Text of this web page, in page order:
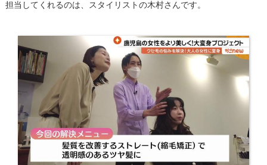
担当してくれるのは、スタイリストの木村さんです。